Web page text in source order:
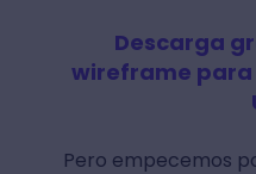
Descarga
wireframe
Pero empecemos